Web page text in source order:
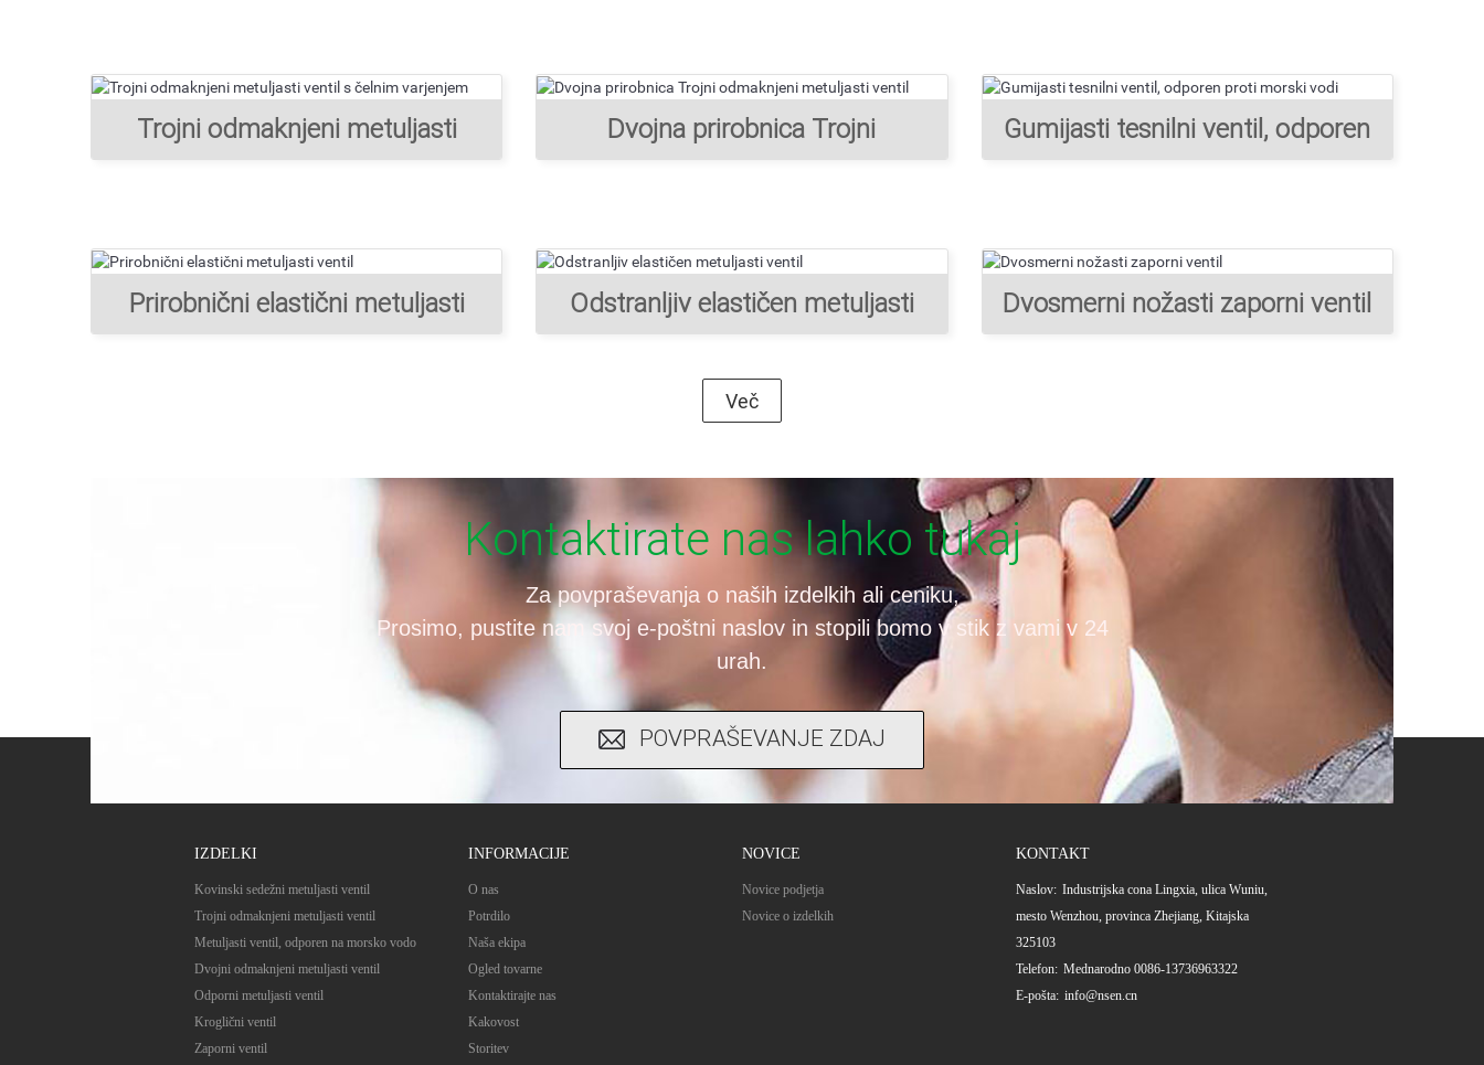
Trojni odmaknjeni metuljasti
Dvojna prirobnica Trojni
Gumijasti tesnilni ventil, odporen
Prirobnični elastični metuljasti
Odstranljiv elastičen metuljasti
Dvosmerni nožasti zaporni ventil
Več
Kontaktirate nas lahko tukaj
Za povpraševanja o naših izdelkih ali ceniku,
Prosimo, pustite nam svoj e-poštni naslov in stopili bomo v stik z vami v 24
urah.
POVPRAŠEVANJE ZDAJ
IZDELKI
Kovinski sedežni metuljasti ventil
Trojni odmaknjeni metuljasti ventil
Metuljasti ventil, odporen na morsko vodo
Dvojni odmaknjeni metuljasti ventil
Odporni metuljasti ventil
Kroglični ventil
Zaporni ventil
INFORMACIJE
O nas
Potrdilo
Naša ekipa
Ogled tovarne
Kontaktirajte nas
Kakovost
Storitev
NOVICE
Novice podjetja
Novice o izdelkih
KONTAKT
Naslov: Industrijska cona Lingxia, ulica Wuniu,
mesto Wenzhou, provinca Zhejiang, Kitajska
325103
Telefon: Mednarodno 0086-13736963322
E-pošta: info@nsen.cn